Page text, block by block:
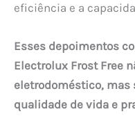
eficiência e a
Esses depoimentos
Electrolux Frost Free
eletrodoméstico,
qualidade de vida e